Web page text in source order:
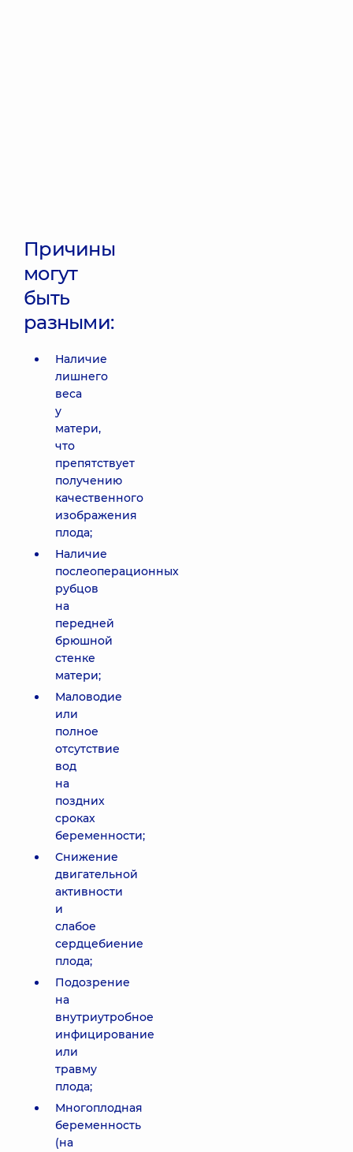
Причины
могут
быть
разными:
Наличие
лишнего
веса
у
матери,
что
препятствует
получению
качественного
изображения
плода;
Наличие
послеоперационных
рубцов
на
передней
брюшной
стенке
матери;
Маловодие
или
полное
отсутствие
вод
на
поздних
сроках
беременности;
Снижение
двигательной
активности
и
слабое
сердцебиение
плода;
Подозрение
на
внутриутробное
инфицирование
или
травму
плода;
Многоплодная
беременность
(на